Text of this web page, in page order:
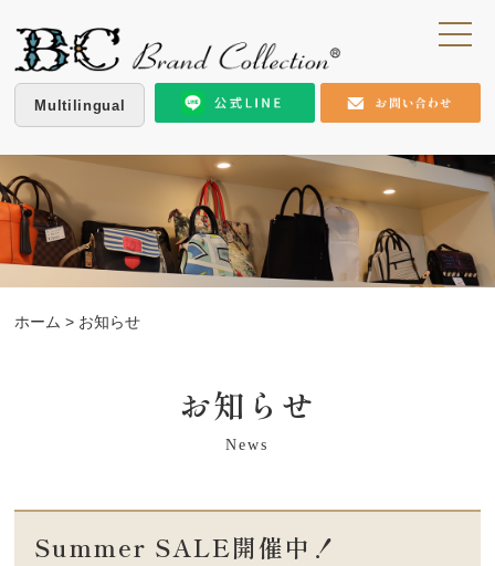
Multilingual
ホーム > お知らせ
お知らせ
News
Summer SALE開催中！